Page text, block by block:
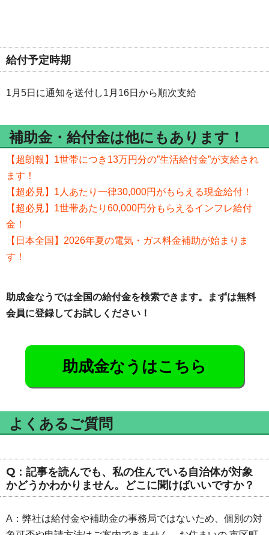
給付予定時期
1月5日に通知を送付し1月16日から順次支給
補助金・給付金は他にもあります！
【超朗報】1世帯につき13万円分の”生活給付金”が支給され
ます！
【超必見】1人あたり一律30,000円がもらえる現金給付！
【超必見】1世帯あたり60,000円分もらえるインフレ給付
金！
【日本全国】2026年夏の電気・ガス料金補助が始まりま
す！
助成金なうでは全国の給付金を検索できます。まずは無料
会員に登録してお試しください！
助成金なうはこちら
よくあるご質問
Q：記事を読んでも、私の住んでいる自治体が対象
かどうかわかりません。どこに聞けばいいですか？
A：弊社は給付金や補助金の事務局ではないため、個別の対